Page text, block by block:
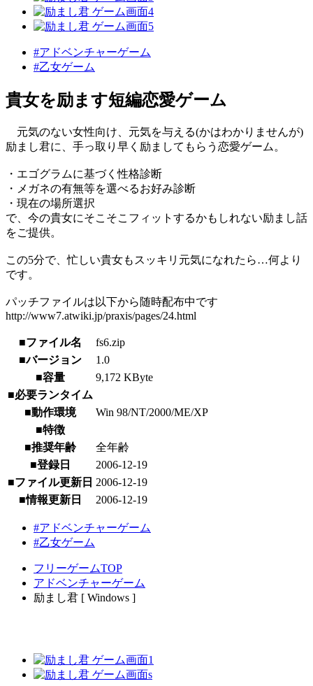
#アドベンチャーゲーム
#乙女ゲーム
貴女を励ます短編恋愛ゲーム
元気のない女性向け、元気を与える(かはわかりませんが)
励まし君に、手っ取り早く励ましてもらう恋愛ゲーム。
・エゴグラムに基づく性格診断
・メガネの有無等を選べるお好み診断
・現在の場所選択
で、今の貴女にそこそこフィットするかもしれない励まし話
をご提供。
この5分で、忙しい貴女もスッキリ元気になれたら…何より
です。
パッチファイルは以下から随時配布中です
http://www7.atwiki.jp/praxis/pages/24.html
■ファイル名
fs6.zip
■バージョン
1.0
■容量
9,172 KByte
■必要ランタイム
■動作環境
Win 98/NT/2000/ME/XP
■特徴
■推奨年齢
全年齢
■登録日
2006-12-19
■ファイル更新日 2006-12-19
■情報更新日
2006-12-19
#アドベンチャーゲーム
#乙女ゲーム
フリーゲームTOP
アドベンチャーゲーム
励まし君 [ Windows ]